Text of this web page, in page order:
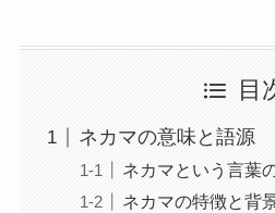
目
ネカマの意味と語源
ネカマという言葉
ネカマの特徴と背